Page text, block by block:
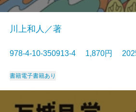
川上和人／著
978-4-10-350913-4 1,870円
書籍電子書籍あり